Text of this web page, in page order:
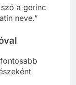
a gerinc
neve.”